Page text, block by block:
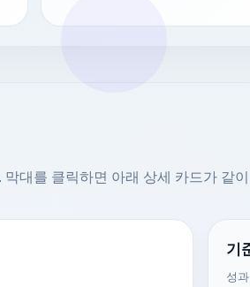
대를 클릭하면 아래 상세 카드가 같
기
성